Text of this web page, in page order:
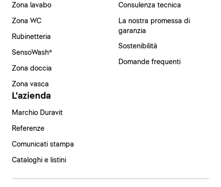
Zona lavabo
Zona WC
Rubinetteria
SensoWash®
Zona doccia
Zona vasca
Consulenza tecnica
La nostra promessa di
garanzia
Sostenibilità
Domande frequenti
L'azienda
Marchio Duravit
Referenze
Comunicati stampa
Cataloghi e listini